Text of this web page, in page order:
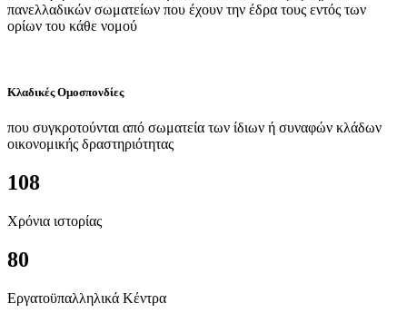
πανελλαδικών σωματείων που έχουν την έδρα τους εντός των
ορίων του κάθε νομού
Κλαδικές Ομοσπονδίες
που συγκροτούνται από σωματεία των ίδιων ή συναφών κλάδων
οικονομικής δραστηριότητας
108
Χρόνια ιστορίας
80
Εργατοϋπαλληλικά Κέντρα